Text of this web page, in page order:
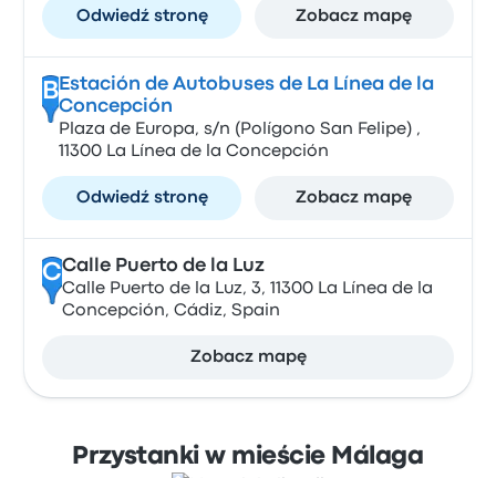
Odwiedź stronę Zobacz mapę
B Estación de Autobuses de La Línea de la
Concepción
Plaza de Europa, s/n (Polígono San Felipe) ,
11300 La Línea de la Concepción
Odwiedź stronę Zobacz mapę
CCalle Puerto de la Luz
Calle Puerto de la Luz, 3, 11300 La Línea de la
Concepción, Cádiz, Spain
Zobacz mapę
Przystanki w mieście Málaga